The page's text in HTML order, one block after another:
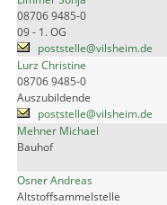
08706 9485-0
09 - 1. OG
poststelle@vilsheim.de
Lurz Christine
08706 9485-0
Auszubildende
poststelle@vilsheim.de
Mehner Michael
Bauhof
Osner Andreas
Altstoffsammelstelle